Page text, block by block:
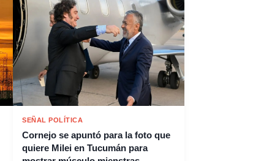
SEÑAL POLÍTICA
Cornejo se apuntó para la foto que
quiere Milei en Tucumán para